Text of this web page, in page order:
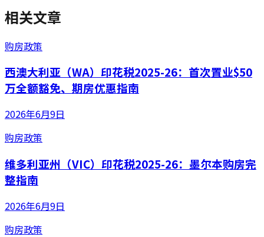
相关文章
购房政策
西澳大利亚（WA）印花税2025-26：首次置业$50
万全额豁免、期房优惠指南
2026年6月9日
购房政策
维多利亚州（VIC）印花税2025-26：墨尔本购房完
整指南
2026年6月9日
购房政策